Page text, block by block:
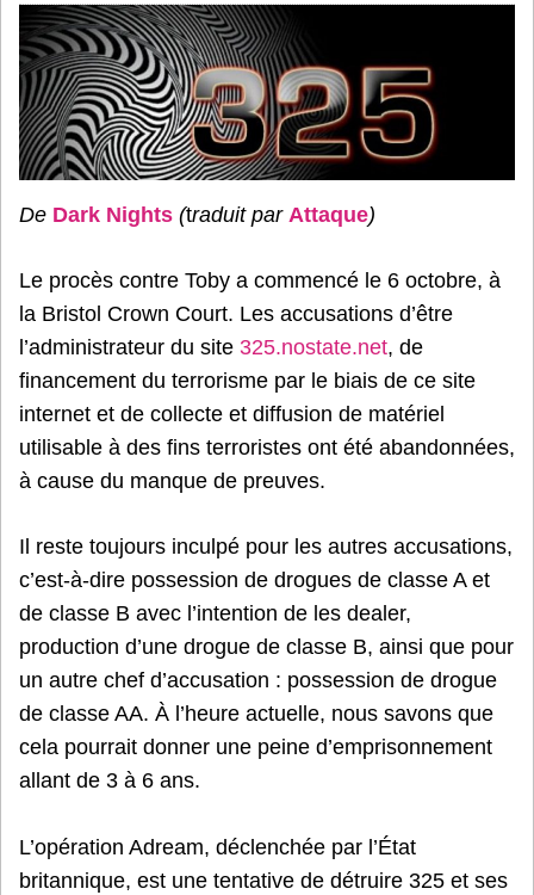
De Dark Nights (traduit par Attaque)
Le procès contre Toby a commencé le 6 octobre, à
la Bristol Crown Court. Les accusations d’être
l’administrateur du site 325.nostate.net, de
financement du terrorisme par le biais de ce site
internet et de collecte et diffusion de matériel
utilisable à des fins terroristes ont été abandonnées,
à cause du manque de preuves.
Il reste toujours inculpé pour les autres accusations,
c’est-à-dire possession de drogues de classe A et
de classe B avec l’intention de les dealer,
production d’une drogue de classe B, ainsi que pour
un autre chef d’accusation : possession de drogue
de classe AA. À l’heure actuelle, nous savons que
cela pourrait donner une peine d’emprisonnement
allant de 3 à 6 ans.
L’opération Adream, déclenchée par l’État
britannique, est une tentative de détruire 325 et ses